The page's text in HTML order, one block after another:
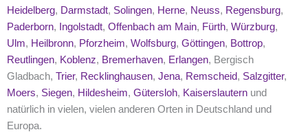
Heidelberg, Darmstadt, Solingen, Herne, Neuss, Regensburg,
Paderborn, Ingolstadt, Offenbach am Main, Fürth, Würzburg,
Ulm, Heilbronn, Pforzheim, Wolfsburg, Göttingen, Bottrop,
Reutlingen, Koblenz, Bremerhaven, Erlangen, Bergisch
Gladbach, Trier, Recklinghausen, Jena, Remscheid, Salzgitter,
Moers, Siegen, Hildesheim, Gütersloh, Kaiserslautern und
natürlich in vielen, vielen anderen Orten in Deutschland und
Europa.